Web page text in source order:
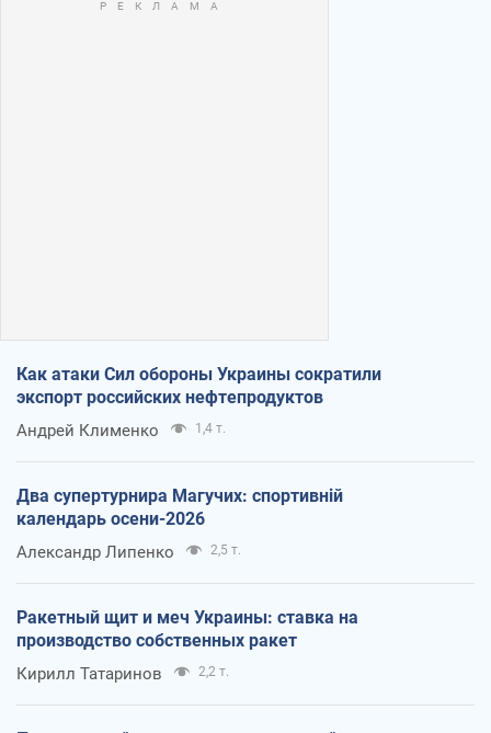
Как атаки Сил обороны Украины сократили
экспорт российских нефтепродуктов
Андрей Клименко 1,4 т.
Два супертурнира Магучих: спортивній
календарь осени-2026
Александр Липенко 2,5 т.
Ракетный щит и меч Украины: ставка на
производство собственных ракет
Кирилл Татаринов 2,2 т.